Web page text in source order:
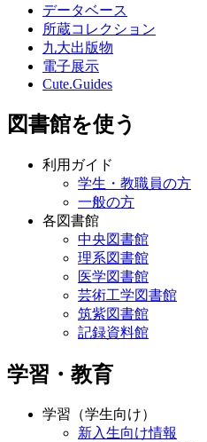
データベース
所蔵コレクション
九大出版物
電子展示
Cute.Guides
図書館を使う
利用ガイド
学生・教職員の方
一般の方
各図書館
中央図書館
理系図書館
医学図書館
芸術工学図書館
筑紫図書館
記録資料館
学習・教育
学習（学生向け）
新入生向け情報